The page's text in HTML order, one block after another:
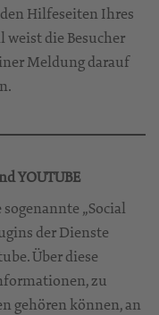
Hilfeseiten Ihres
weist die Besucher
Meldung darauf
YOUTUBE
„Social
der Dienste
Über diese
zu
gehören können, an